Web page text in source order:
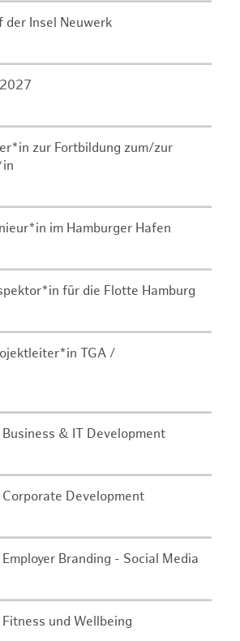
der Insel Neuwerk
zur Fortbildung zum/zur
im Hamburger Hafen
für die Flotte Hamburg
TGA /
& IT Development
Development
Branding - Social Media
und Wellbeing